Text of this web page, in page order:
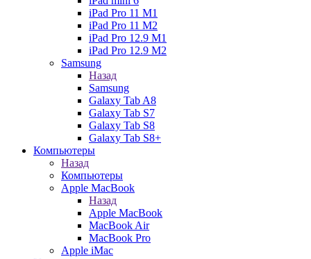
iPad Pro 11 M1
iPad Pro 11 M2
iPad Pro 12.9 M1
iPad Pro 12.9 M2
Samsung
Назад
Samsung
Galaxy Tab A8
Galaxy Tab S7
Galaxy Tab S8
Galaxy Tab S8+
Компьютеры
Назад
Компьютеры
Apple MacBook
Назад
Apple MacBook
MacBook Air
MacBook Pro
Apple iMac